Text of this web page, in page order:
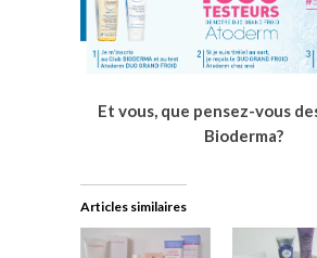
Et vous, que pensez-vous
Bioderma?
Articles similaires